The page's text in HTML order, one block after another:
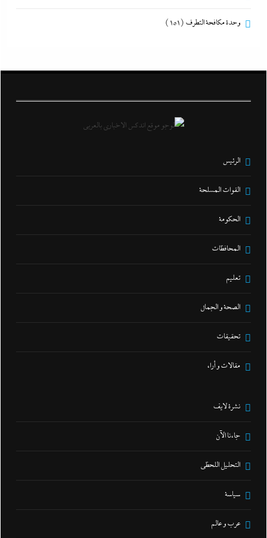
وحدة مكافحة التطرف (151)
الرئيس
القوات المسلحة
الحكومة
المحافظات
تعليم
الصحة و الجمال
تحقيقات
مقالات و أراء
نشرة لايف
جاءنا الآن
التحليل اللحظي
سياسة
عرب و عالم